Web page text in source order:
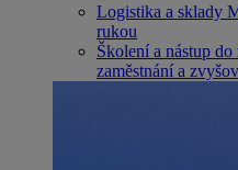
Logistika a sklady
rukou
Školení a nástup do
zaměstnání a